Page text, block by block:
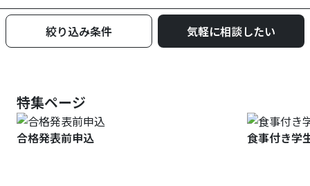
絞り込み条件 気軽に相談したい
特集ページ
合格発表前申込 食事付き学